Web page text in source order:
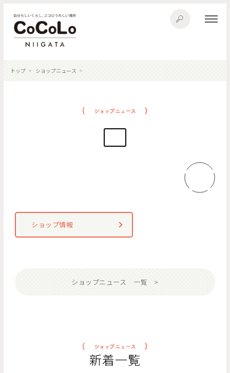
トップ ショップニュース
ショップ情報
ショップニュース 一覧
新着一覧